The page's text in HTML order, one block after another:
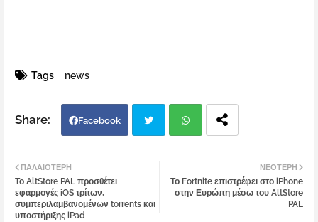
Tags news
Facebook
atsa
ΝΕΌΤΕΡΗ
Το Fortnite επιστρέφει στο iPhone
στην Ευρώπη μέσω του AltStore
PAL
ΠΑΛΑΙΌΤΕΡΗ
Το AltStore PAL προσθέτει
εφαρμογές iOS τρίτων,
συμπεριλαμβανομένων torrents και
υποστήριξης iPad